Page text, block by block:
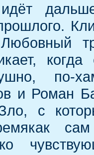
по-
и Роман
с
сам